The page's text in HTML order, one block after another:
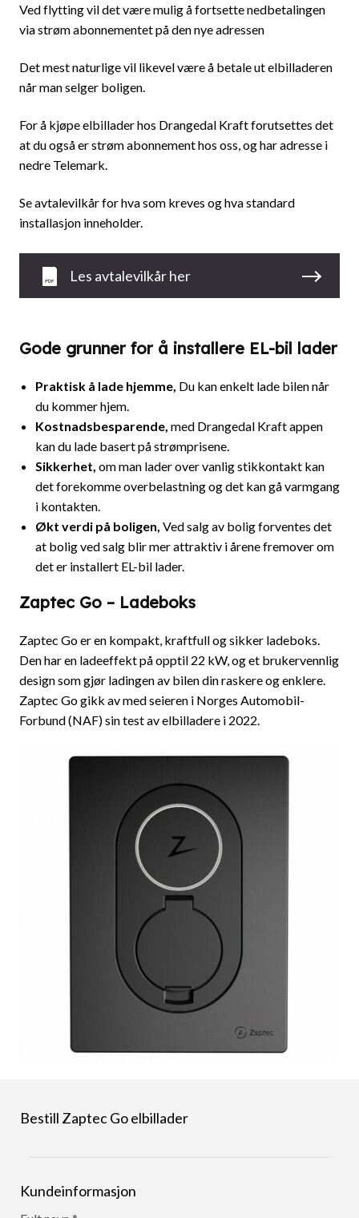
Ved flytting vil det være mulig å fortsette nedbetalingen
via strøm abonnementet på den nye adressen
Det mest naturlige vil likevel være å betale ut elbilladeren
når man selger boligen.
For å kjøpe elbillader hos Drangedal Kraft forutsettes det
at du også er strøm abonnement hos oss, og har adresse i
nedre Telemark.
Se avtalevilkår for hva som kreves og hva standard
installasjon inneholder.
Les avtalevilkår her
Gode grunner for å installere EL-bil lader
Praktisk å lade hjemme, Du kan enkelt lade bilen når
du kommer hjem.
Kostnadsbesparende med Drangedal Kraft appen
kan du lade basert på strømprisene.
Sikkerhet om man lader over vanlig stikkontakt kan
det forekomme overbelastning og det kan gå varmgang
i kontakten.
Økt verdi på boligen Ved salg av bolig forventes det
at bolig ved salg blir mer attraktiv i årene fremover om
det er installert EL-bil lader.
Zaptec Go – Ladeboks
Zaptec Go er en kompakt, kraftfull og sikker ladeboks.
Den har en ladeeffekt på opptil 22 kW, og et brukervennlig
design som gjør ladingen av bilen din raskere og enklere.
Zaptec Go gikk av med seieren i Norges Automobil-
Forbund (NAF) sin test av elbilladere i 2022.
Bestill Zaptec Go elbillader
Kundeinformasjon